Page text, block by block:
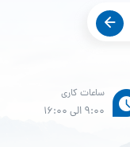
ساعات کاری
9:00 الی 16:00